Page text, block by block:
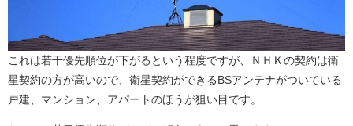
これは若干優先順位が下がるという程度ですが、ＮＨＫの契約は衛
星契約の方が高いので、衛星契約ができるBSアンテナがついている
戸建、マンション、アパートのほうが狙い目です。